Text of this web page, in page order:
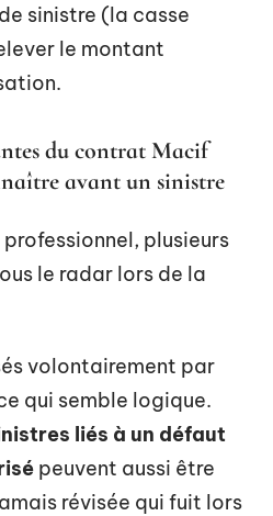
sinistre (la casse
le montant
du contrat Macif
avant un sinistre
plusieurs
le radar lors de la
volontairement par
qui semble logique.
liés à un défaut
peuvent aussi être
révisée qui fuit lors